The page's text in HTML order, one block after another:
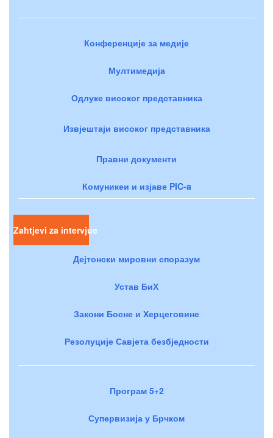
Конференције за медије
Мултимедија
Одлуке високог представника
Извјештаји високог представника
Правни документи
Комуникеи и изјаве PIC-a
Zahtjevi za intervjue
Дејтонски мировни споразум
Устав БиХ
Закони Босне и Херцеговине
Резолуције Савјета безбједности
Програм 5+2
Супервизија у Брчком